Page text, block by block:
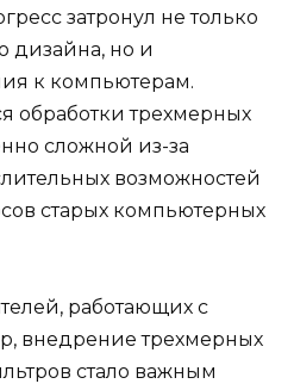
затронул не только
дизайна, но и
к компьютерам.
обработки трехмерных
сложной из-за
возможностей
старых компьютерных
работающих с
внедрение трехмерных
стало важным